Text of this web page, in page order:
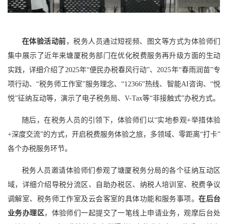
在体验活动前 ，税务人员通过短视频、图文等方式为体验师们
集中展示了近年来塘厦税务部门在优化税费服务再升级方面的生动
实践，详细介绍了2025年“便民办税春风行动”、2025年“春雨润苗”专
项行动、“税务师工作室”服务理念、“12366”热线、智能AI咨询、“悦
悦”征纳互动等，演示了电子税务局、V-Tax等“非接触式”办税方式。
随后，在税务人员的引领下，体验师们以“实地参观+举措体验
+深度交流”的方式，开启税费服务体验之旅，多领域、零距离“打卡”
各个办税服务环节。
税务人员邀请体验师们参观了塘厦税务分局的各个征纳互动区
域，详细介绍导税分流区、自助办税区、纳税人培训室、税费争议
调解室、税务师工作室及云会客室的具体功能和服务事项。在后台
业务办理区，体验师们一起提交了一笔线上申请业务，观摩后台处